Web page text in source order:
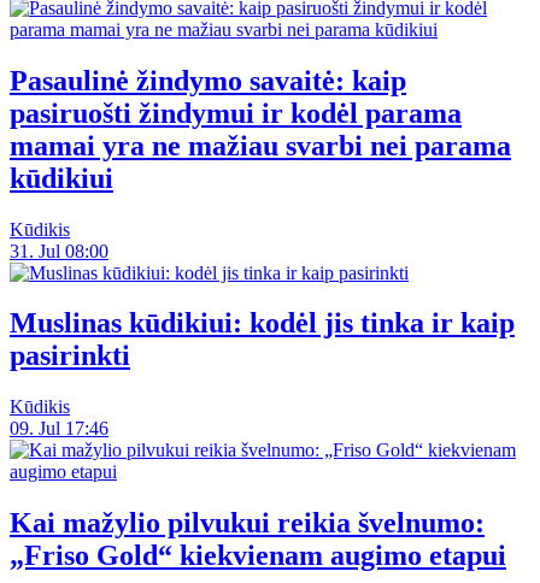
Pasaulinė žindymo savaitė: kaip
pasiruošti žindymui ir kodėl parama
mamai yra ne mažiau svarbi nei parama
kūdikiui
Kūdikis
31. Jul 08:00
Muslinas kūdikiui: kodėl jis tinka ir kaip
pasirinkti
Kūdikis
09. Jul 17:46
Kai mažylio pilvukui reikia švelnumo:
„Friso Gold“ kiekvienam augimo etapui